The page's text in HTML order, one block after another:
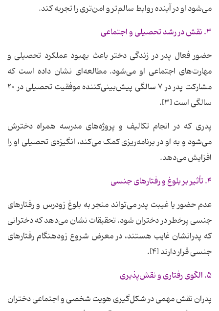
می‌شود او در آینده روابط سالم‌تر و امن‌تری را تجربه کند.
۳. نقش در رشد تحصیلی و اجتماعی
حضور فعال پدر در زندگی دختر باعث بهبود عملکرد تحصیلی و
مهارت‌های اجتماعی او می‌شود. مطالعه‌ای نشان داده است که
مشارکت پدر در ۷ سالگی پیش‌بینی‌کننده موفقیت تحصیلی در ۲۰
سالگی است [۳].
پدری که در انجام تکالیف و پروژه‌های مدرسه همراه دخترش
می‌شود و به او در برنامه‌ریزی کمک می‌کند، انگیزه‌ی تحصیلی او را
افزایش می‌دهد.
۴. تأثیر بر بلوغ و رفتارهای جنسی
عدم حضور یا غیبت پدر می‌تواند منجر به بلوغ زودرس و رفتارهای
جنسی پرخطر در دختران شود. تحقیقات نشان می‌دهد که دخترانی
که پدرانشان غایب هستند، در معرض شروع زودهنگام رفتارهای
جنسی قرار دارند [۴].
۵. الگوی رفتاری و نقش‌پذیری
پدران نقش مهمی در شکل‌گیری هویت شخصی و اجتماعی دختران